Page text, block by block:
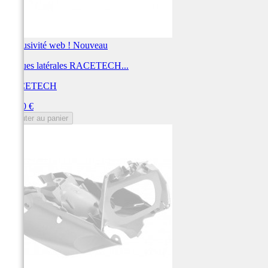
Exclusivité web ! Nouveau
Plaques latérales RACETECH...
RACETECH
77,40 €
Ajouter au panier